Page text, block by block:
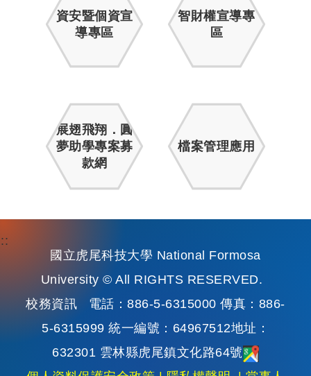
資安暨個資宣
導專區
智財權宣導專
區
展翅飛翔．圓
夢助學專案募
款網
檔案管理應用
國立虎尾科技大學 National Formosa
University © All RIGHTS RESERVED.
校務資訊 電話：886-5-6315000 傳真：886-
5-6315999 統一編號：64967512地址：
632301 雲林縣虎尾鎮文化路64號